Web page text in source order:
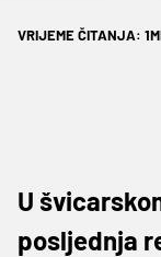
VRIJEME ČITANJA:
U
posljednja